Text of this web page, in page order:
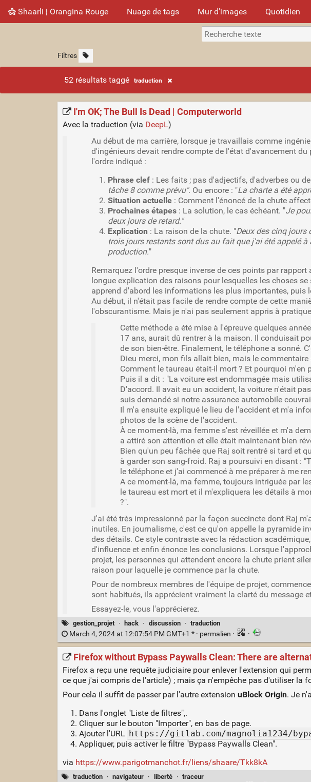
Shaarli ¦ Orangina Rouge Nuage de tags Mur d'images Quotidien
Filtres
52 résultats taggé traduction
I'm OK; The Bull Is Dead | Computerworld
Avec la traduction (via DeepL)
Au début de ma carrière, lorsque je travaillais comme
d'ingénieurs devait rendre compte de l'état d'avancement
l'ordre indiqué :
Phrase clef: Les faits ; pas d'adjectifs, d'adverbes ou
tâche 8 comme prévu". Ou encore : "La charte a été
Situation actuelle: Comment l'énoncé de la chute
Prochaines étapes: La solution, le cas échéant. "Je
deux jours de retard."
Explication : La raison de la chute. "Deux des cinq jours
trois jours restants sont dus au fait que j'ai été appelé
production."
Remarquez l'ordre presque inverse de ces points par
longue explication des raisons pour lesquelles les choses
apprend d'abord les informations les plus importantes,
Au début, il n'était pas facile de rendre compte de cette
l'obscurantisme. Mais je n'ai pas seulement appris à
Cette méthode a été mise à l'épreuve quelques
17 ans, aurait dû rentrer à la maison. Il conduisait
de son bien-être. Finalement, le téléphone a sonné.
Dieu merci, mon fils allait bien, mais le
Comment le taureau était-il mort ? Et pourquoi m'en
Puis il a dit : "La voiture est endommagée mais
D'accord. Il avait eu un accident, la voiture n'était
suis demandé si notre assurance automobile
Il m'a ensuite expliqué le lieu de l'accident et m'a
photos de la scène de l'accident.
À ce moment-là, ma femme s'est réveillée et m'a
a attiré son attention et elle était maintenant bien
Bien qu'un peu fâchée que Raj soit rentré si tard et
à garder son sang-froid. Raj a poursuivi en disant :
le téléphone et j'ai commencé à me préparer à me
A ce moment-là, ma femme, toujours intriguée par
le taureau est mort et il m'expliquera les détails à
?".
J'ai été très impressionné par la façon succincte dont Raj
inutiles. En journalisme, c'est ce qu'on appelle la pyramide
des détails. Ce style contraste avec la rédaction
d'influence et enfin énonce les conclusions. Lorsque
projet, les personnes qui attendent encore la chute prient
raison pour laquelle je commence par la chute.
Pour de nombreux membres de l'équipe de projet,
sont habitués, ils apprécient vraiment la clarté du message
Essayez-le, vous l'apprécierez.
gestion_projet · hack · discussion · traduction
March 4, 2024 at 12:07:54 PM GMT+1 * · permalien · ·
Firefox without Bypass Paywalls Clean: There are
Firefox a reçu une requête judiciaire pour enlever l'extension qui
ce que j'ai compris de l'article) ; mais ça n'empêche pas d'utiliser la
Pour cela il suffit de passer par l'autre extension uBlock Origin. Je
Dans l'onglet "Liste de filtres",.
Cliquer sur le bouton "Importer", en bas de page.
Ajouter l'URL https://gitlab.com/magnolia1234/
Appliquer, puis activer le filtre "Bypass Paywalls Clean".
via https://www.parigotmanchot.fr/liens/shaare/Tkk8kA
traduction · navigateur · liberté · traceur